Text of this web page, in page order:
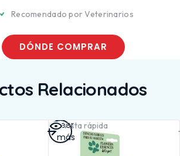
INMUNOLÓGICA
Recomendado por Veterinarios
DÓNDE COMPRAR
Relacionados
Vista rápida
Leer
más